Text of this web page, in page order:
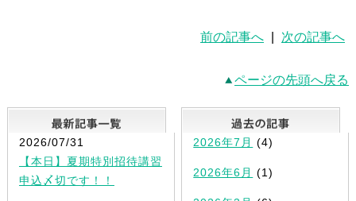
前の記事へ 次の記事へ
ページの先頭へ戻る
最新記事一覧
2026/07/31
【本日】夏期特別招待講習
申込〆切です！！
2026年7月 (4)
2026年6月 (1)